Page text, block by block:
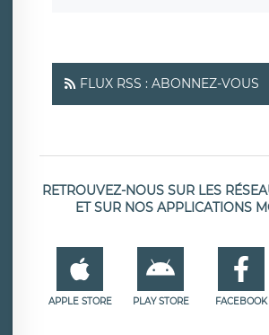
FLUX RSS : ABONNEZ-VOUS
RETROUVEZ-NOUS SUR LES
ET SUR NOS APPLICATIONS
APPLE STORE PLAY STORE FACEBOOK